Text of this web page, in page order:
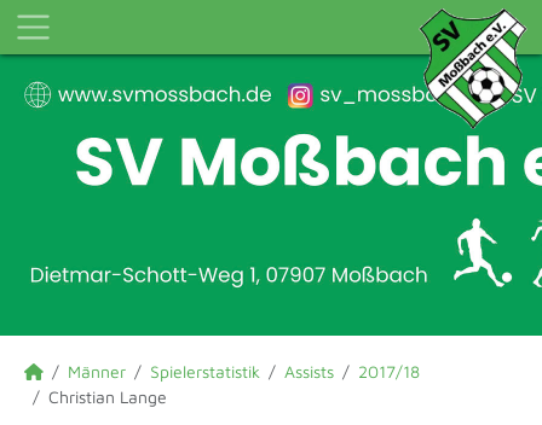
Männer Spielerstatistik Assists
2017/18
Christian Lange